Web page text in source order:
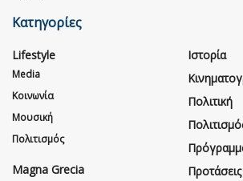
Κατηγορίες
Lifestyle
Media
Κοινωνία
Μουσική
Πολιτισμός
Magna Grecia
Ιστορία
Πολιτική
Προτάσεις